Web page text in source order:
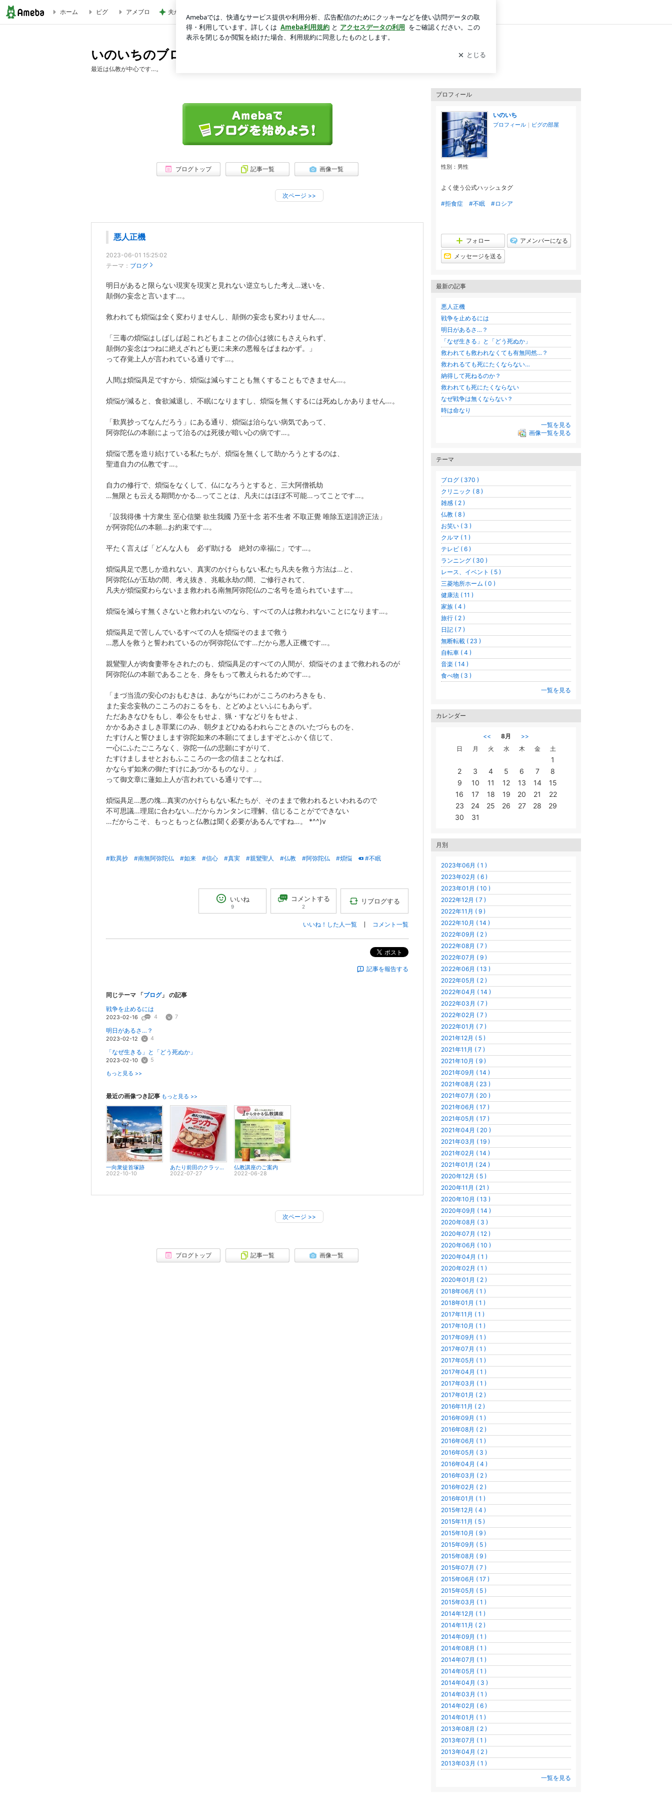
ホーム ピグ アメブロ 夫から突然言われた人任せな相談 ログイン
いのいちのブログ
最近は仏教が中心です…。
ブログトップ 記事一覧 画像一覧
次ページ >>
悪人正機
2023-06-01 15:25:02
テーマ： ブログ
明日があると限らない現実を現実と見れない逆立ちした考え…迷いを、
顛倒の妄念と言います…。
救われても煩悩は全く変わりませんし、顛倒の妄念も変わりません…。
「三毒の煩悩はしばしば起これどもまことの信心は彼にもさえられず、
顛倒の妄念はつねに絶えざれども更に未来の悪報をばまねかず。」
って存覚上人が言われている通りです…。
人間は煩悩具足ですから、煩悩は減らすことも無くすることもできません…。
煩悩が減ると、食欲減退し、不眠になりますし、煩悩を無くするには死ぬしかありません…。
「歎異抄ってなんだろう」にある通り、煩悩は治らない病気であって、
阿弥陀仏の本願によって治るのは死後が暗い心の病です…。
煩悩で悪を造り続けている私たちが、煩悩を無くして助かろうとするのは、
聖道自力の仏教です…。
自力の修行で、煩悩をなくして、仏になろうとすると、三大阿僧祇劫
…無限とも云える期間かかる…ってことは、凡夫にはほぼ不可能…ってことです…。
「設我得佛 十方衆生 至心信樂 欲生我國 乃至十念 若不生者 不取正覺 唯除五逆誹謗正法」
が阿弥陀仏の本願…お約束です…。
平たく言えば「どんな人も 必ず助ける 絶対の幸福に」です…。
煩悩具足で悪しか造れない、真実のかけらもない私たち凡夫を救う方法は…と、
阿弥陀仏が五劫の間、考え抜き、兆載永劫の間、ご修行されて、
凡夫が煩悩変わらないまま救われる南無阿弥陀仏のご名号を造られています…。
煩悩を減らす無くさないと救われないのなら、すべての人は救われないことになります…。
煩悩具足で苦しんでいるすべての人を煩悩そのままで救う
…悪人を救うと誓われているのが阿弥陀仏です…だから悪人正機です…。
親鸞聖人が肉食妻帯をされたのも、煩悩具足のすべての人間が、煩悩そのままで救われるのが
阿弥陀仏の本願であることを、身をもって教えられるためです…。
「まづ当流の安心のおもむきは、あながちにわがこころのわろきをも、
また妄念妄執のこころのおこるをも、とどめよといふにもあらず。
ただあきなひをもし、奉公をもせよ、猟・すなどりをもせよ、
かかるあさましき罪業にのみ、朝夕まどひぬるわれらごときのいたづらものを、
たすけんと誓ひまします弥陀如来の本願にてましますぞとふかく信じて、
一心にふたごころなく、弥陀一仏の悲願にすがりて、
たすけましませとおもふこころの一念の信まことなれば、
かならず如来の御たすけにあづかるものなり。」
って御文章に蓮如上人が言われている通りです…。
煩悩具足…悪の塊…真実のかけらもない私たちが、そのままで救われるといわれるので
不可思議…理屈に合わない…だからカンタンに理解、信じることがでできない
…だからこそ、もっともっと仏教は聞く必要があるんですね…。 *^^)v
#歎異抄 #南無阿弥陀仏 #如来 #信心 #真実 #親鸞聖人 #仏教 #阿弥陀仏 #煩悩 #不眠
いいね
9
コメントする
2
リブログする
いいね！した人一覧 コメント一覧
ポスト
記事を報告する
同じテーマ 「ブログ」 の記事
戦争を止めるには
2023-02-16 4 7
明日があるさ…？
2023-02-12 4
「なぜ生きる」と「どう死ぬか」
2023-02-10 5
もっと見る >>
最近の画像つき記事 もっと見る >>
一向衆徒首塚跡
2022-10-10
あたり前田のクラッカー
2022-07-27
仏教講座のご案内
2022-06-28
次ページ >>
ブログトップ 記事一覧 画像一覧
プロフィール
いのいち
プロフィール ｜ ピグの部屋
性別： 男性
よく使う公式ハッシュタグ
#拒食症 #不眠 #ロシア
フォロー アメンバーになる
メッセージを送る
最新の記事
悪人正機
戦争を止めるには
明日があるさ…？
「なぜ生きる」と「どう死ぬか」
救われても救われなくても有無同然…？
救われるても死にたくならない…
納得して死ねるのか？
救われても死にたくならない
なぜ戦争は無くならない？
時は命なり
一覧を見る
画像一覧を見る
テーマ
ブログ ( 370 )
クリニック ( 8 )
雑感 ( 2 )
仏教 ( 8 )
お笑い ( 3 )
クルマ ( 1 )
テレビ ( 6 )
ランニング ( 30 )
レース、イベント ( 5 )
三菱地所ホーム ( 0 )
健康法 ( 11 )
家族 ( 4 )
旅行 ( 2 )
日記 ( 7 )
無断転載 ( 23 )
自転車 ( 4 )
音楽 ( 14 )
食べ物 ( 3 )
一覧を見る
カレンダー
<< 8月
>>
日
月 火 水 木 金 土
1
2
3 4 5 6 7
8
9
10 11 12 13 14
15
16
17 18 19 20 21
22
23
24 25 26 27 28
29
30
31
月別
2023年06月 ( 1 )
2023年02月 ( 6 )
2023年01月 ( 10 )
2022年12月 ( 7 )
2022年11月 ( 9 )
2022年10月 ( 14 )
2022年09月 ( 2 )
2022年08月 ( 7 )
2022年07月 ( 9 )
2022年06月 ( 13 )
2022年05月 ( 2 )
2022年04月 ( 14 )
2022年03月 ( 7 )
2022年02月 ( 7 )
2022年01月 ( 7 )
2021年12月 ( 5 )
2021年11月 ( 7 )
2021年10月 ( 9 )
2021年09月 ( 14 )
2021年08月 ( 23 )
2021年07月 ( 20 )
2021年06月 ( 17 )
2021年05月 ( 17 )
2021年04月 ( 20 )
2021年03月 ( 19 )
2021年02月 ( 14 )
2021年01月 ( 24 )
2020年12月 ( 5 )
2020年11月 ( 21 )
2020年10月 ( 13 )
2020年09月 ( 14 )
2020年08月 ( 3 )
2020年07月 ( 12 )
2020年06月 ( 10 )
2020年04月 ( 1 )
2020年02月 ( 1 )
2020年01月 ( 2 )
2018年06月 ( 1 )
2018年01月 ( 1 )
2017年11月 ( 1 )
2017年10月 ( 1 )
2017年09月 ( 1 )
2017年07月 ( 1 )
2017年05月 ( 1 )
2017年04月 ( 1 )
2017年03月 ( 1 )
2017年01月 ( 2 )
2016年11月 ( 2 )
2016年09月 ( 1 )
2016年08月 ( 2 )
2016年06月 ( 1 )
2016年05月 ( 3 )
2016年04月 ( 4 )
2016年03月 ( 2 )
2016年02月 ( 2 )
2016年01月 ( 1 )
2015年12月 ( 4 )
2015年11月 ( 5 )
2015年10月 ( 9 )
2015年09月 ( 5 )
2015年08月 ( 9 )
2015年07月 ( 7 )
2015年06月 ( 17 )
2015年05月 ( 5 )
2015年03月 ( 1 )
2014年12月 ( 1 )
2014年11月 ( 2 )
2014年09月 ( 1 )
2014年08月 ( 1 )
2014年07月 ( 1 )
2014年05月 ( 1 )
2014年04月 ( 3 )
2014年03月 ( 1 )
2014年02月 ( 6 )
2014年01月 ( 1 )
2013年08月 ( 2 )
2013年07月 ( 1 )
2013年04月 ( 2 )
2013年03月 ( 1 )
一覧を見る